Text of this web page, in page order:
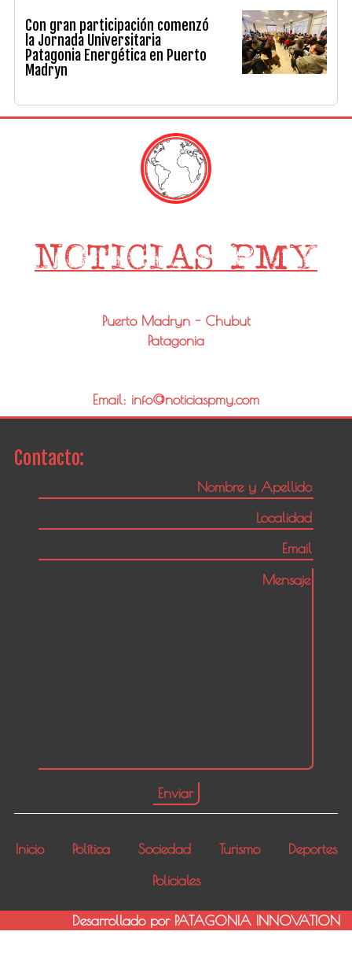
Con gran participación comenzó
la Jornada Universitaria
Patagonia Energética en Puerto
Madryn
Puerto Madryn - Chubut
Patagonia
Email: info@noticiaspmy.com
Contacto:
Inicio Política Sociedad Turismo
Deportes
Policiales
Desarrollado por PATAGONIA INNOVATION